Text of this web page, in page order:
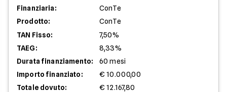
Finanziaria:
ConTe
Prodotto:
ConTe
TAN Fisso:
7,50%
TAEG:
8,33%
Durata finanziamento:
60 mesi
Importo finanziato:
€ 10.000,00
Totale dovuto:
€ 12.167,80